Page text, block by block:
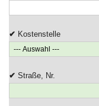
Kostenstelle
Straße, Nr.